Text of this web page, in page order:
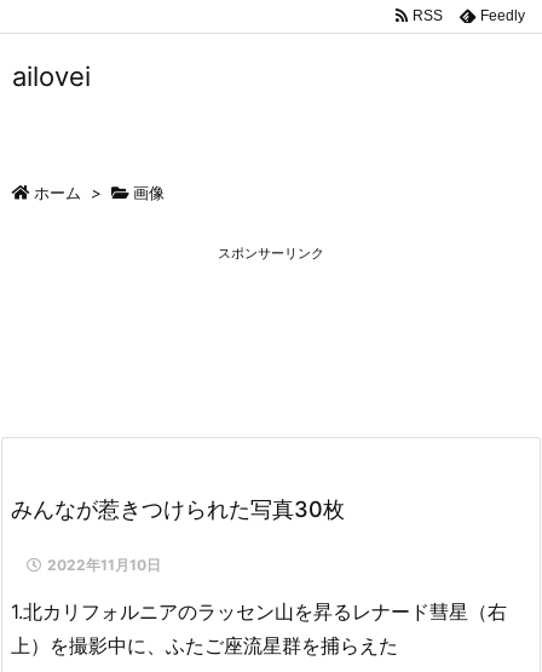
RSS Feedly
ailovei
ホーム > 画像
スポンサーリンク
みんなが惹きつけられた写真30枚
2022年11月10日
1.北カリフォルニアのラッセン山を昇るレナード彗星（右
上）を撮影中に、ふたご座流星群を捕らえた